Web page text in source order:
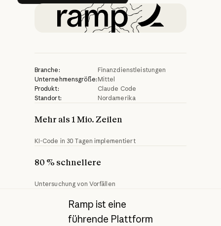
Branche:
Finanzdienstleistungen
Unternehmensgröße: Mittel
Produkt:
Claude Code
Standort:
Nordamerika
Mehr als 1 Mio. Zeilen
KI-Code in 30 Tagen implementiert
80 % schnellere
Untersuchung von Vorfällen
Ramp ist eine
führende Plattform